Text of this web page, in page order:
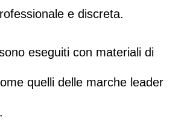
e discreta.
eseguiti con materiali di
quelli delle marche leader